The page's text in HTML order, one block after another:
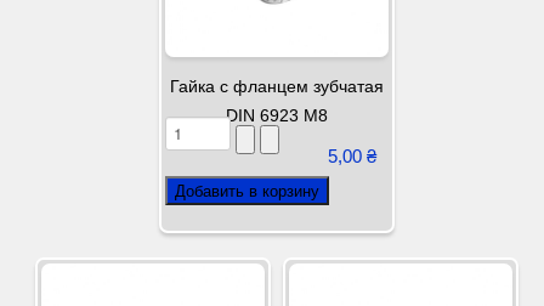
Гайка с фланцем зубчатая
DIN 6923 М8
5,00 ₴